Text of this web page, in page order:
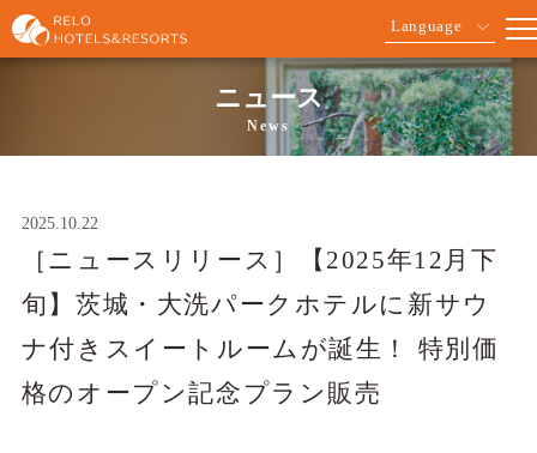
Language
ニュース
News
2025.10.22
［ニュースリリース］【2025年12月下
旬】茨城・大洗パークホテルに新サウ
ナ付きスイートルームが誕生！ 特別価
格のオープン記念プラン販売